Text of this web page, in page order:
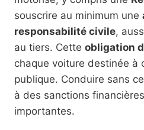
souscrire au minimum une
responsabilité civile,
au tiers. Cette obligation
chaque voiture destinée à
publique. Conduire sans
à des sanctions
importantes.